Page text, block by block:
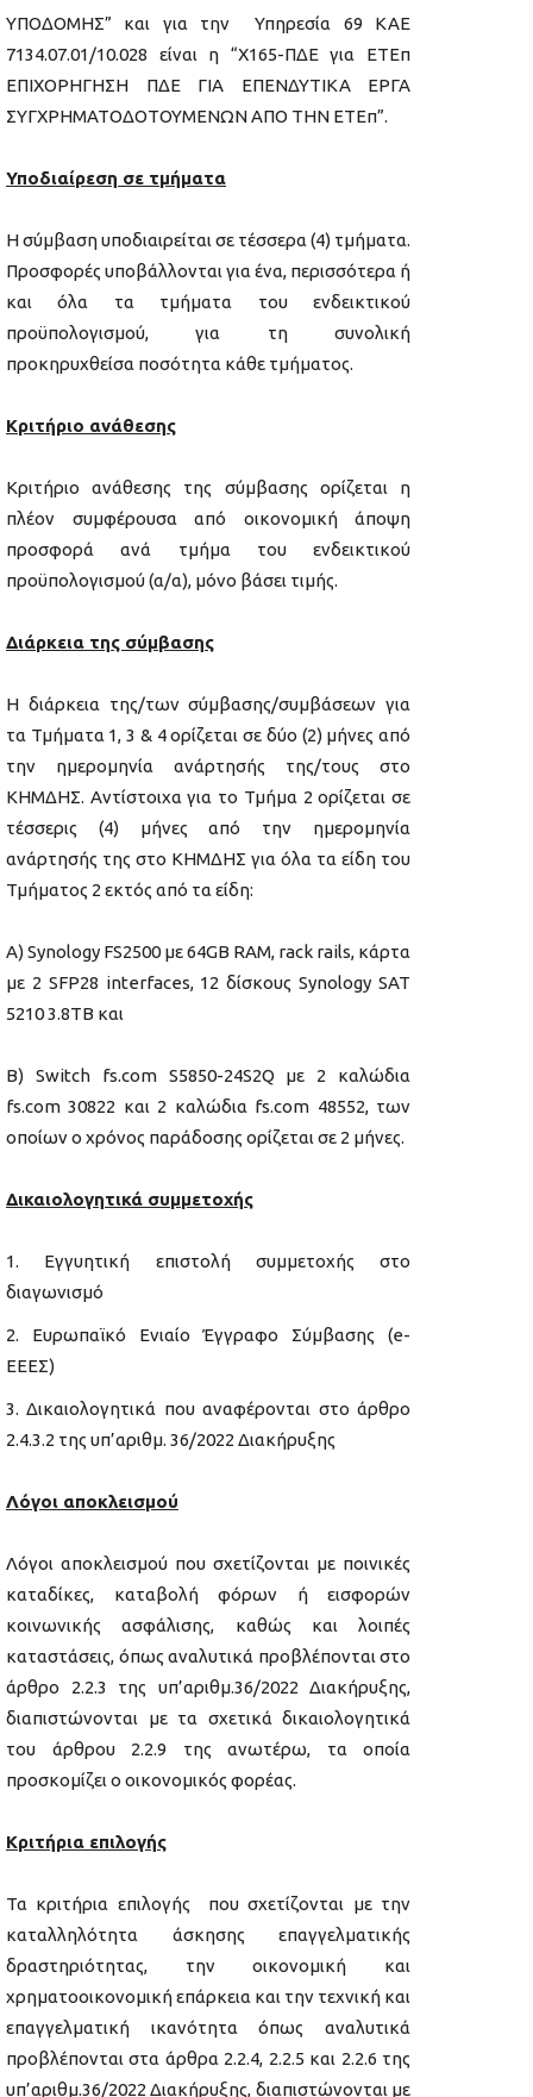
ΥΠΟΔΟΜΗΣ” και για την Υπηρεσία 69 ΚΑΕ
7134.07.01/10.028 είναι η “Χ165-ΠΔΕ για ΕΤΕπ
ΕΠΙΧΟΡΗΓΗΣΗ ΠΔΕ ΓΙΑ ΕΠΕΝΔΥΤΙΚΑ ΕΡΓΑ
ΣΥΓΧΡΗΜΑΤΟΔΟΤΟΥΜΕΝΩΝ ΑΠΟ ΤΗΝ ΕΤΕπ”.
Υποδιαίρεση σε τμήματα
Η σύμβαση υποδιαιρείται σε τέσσερα (4) τμήματα.
Προσφορές υποβάλλονται για ένα, περισσότερα ή
και όλα τα τμήματα του ενδεικτικού
προϋπολογισμού, για τη συνολική
προκηρυχθείσα ποσότητα κάθε τμήματος.
Κριτήριο ανάθεσης
Κριτήριο ανάθεσης της σύμβασης ορίζεται η
πλέον συμφέρουσα από οικονομική άποψη
προσφορά ανά τμήμα του ενδεικτικού
προϋπολογισμού (α/α), μόνο βάσει τιμής.
Διάρκεια της σύμβασης
Η διάρκεια της/των σύμβασης/συμβάσεων για
τα Τμήματα 1, 3 & 4 ορίζεται σε δύο (2) μήνες από
την ημερομηνία ανάρτησής της/τους στο
ΚΗΜΔΗΣ. Αντίστοιχα για το Τμήμα 2 ορίζεται σε
τέσσερις (4) μήνες από την ημερομηνία
ανάρτησής της στο ΚΗΜΔΗΣ για όλα τα είδη του
Τμήματος 2 εκτός από τα είδη:
Α) Synology FS2500 με 64GB RAM, rack rails, κάρτα
με 2 SFP28 interfaces, 12 δίσκους Synology SAT
5210 3.8TB και
Β) Switch fs.com S5850-24S2Q με 2 καλώδια
fs.com 30822 και 2 καλώδια fs.com 48552, των
οποίων ο χρόνος παράδοσης ορίζεται σε 2 μήνες.
Δικαιολογητικά συμμετοχής
Εγγυητική επιστολή συμμετοχής στο
διαγωνισμό
Ευρωπαϊκό Ενιαίο Έγγραφο Σύμβασης (e-
ΕΕΕΣ)
Δικαιολογητικά που αναφέρονται στο άρθρο
2.4.3.2 της υπ’αριθμ. 36/2022 Διακήρυξης
Λόγοι αποκλεισμού
Λόγοι αποκλεισμού που σχετίζονται με ποινικές
καταδίκες, καταβολή φόρων ή εισφορών
κοινωνικής ασφάλισης, καθώς και λοιπές
καταστάσεις, όπως αναλυτικά προβλέπονται στο
άρθρο 2.2.3 της υπ’αριθμ.36/2022 Διακήρυξης,
διαπιστώνονται με τα σχετικά δικαιολογητικά
του άρθρου 2.2.9 της ανωτέρω, τα οποία
προσκομίζει ο οικονομικός φορέας.
Κριτήρια επιλογής
Τα κριτήρια επιλογής που σχετίζονται με την
καταλληλότητα άσκησης επαγγελματικής
δραστηριότητας, την οικονομική και
χρηματοοικονομική επάρκεια και την τεχνική και
επαγγελματική ικανότητα όπως αναλυτικά
προβλέπονται στα άρθρα 2.2.4, 2.2.5 και 2.2.6 της
υπ’αριθμ.36/2022 Διακήρυξης, διαπιστώνονται με